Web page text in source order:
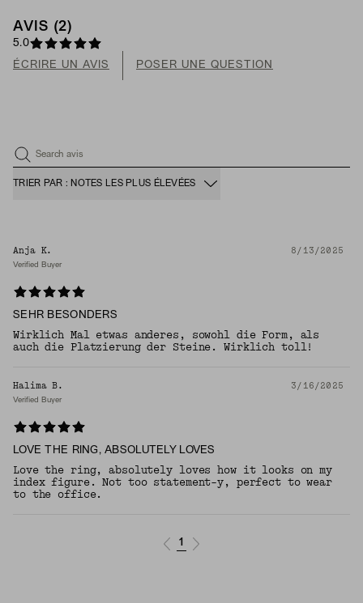
AVIS (2)
5.0
ÉCRIRE UN AVIS POSER UNE QUESTION
Search avis
TRIER PAR : NOTES LES PLUS ÉLEVÉES
Anja K. 8/13/2025
Verified Buyer
SEHR BESONDERS
Wirklich Mal etwas anderes, sowohl die Form, als
auch die Platzierung der Steine. Wirklich toll!
Halima B. 3/16/2025
Verified Buyer
LOVE THE RING, ABSOLUTELY LOVES
Love the ring, absolutely loves how it looks on my
index figure. Not too statement-y, perfect to wear
to the office.
1